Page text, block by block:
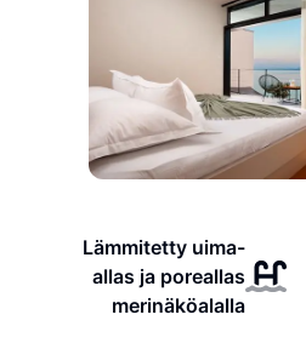
Lämmitetty uima-
allas ja poreallas
merinäköalalla